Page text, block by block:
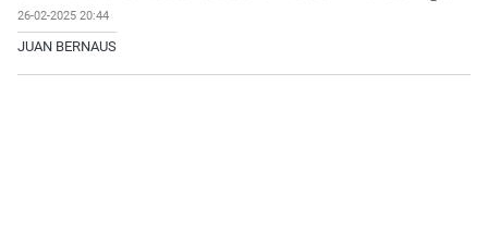
26-02-2025 20:44
JUAN BERNAUS